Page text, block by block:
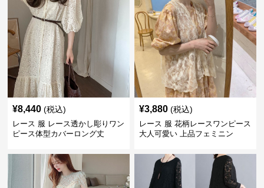
¥8,440 (税込)
レース 服 レース透かし彫りワン
ピース体型カバーロング丈
¥3,880 (税込)
レース 服 花柄レースワンピース
大人可愛い 上品フェミニン